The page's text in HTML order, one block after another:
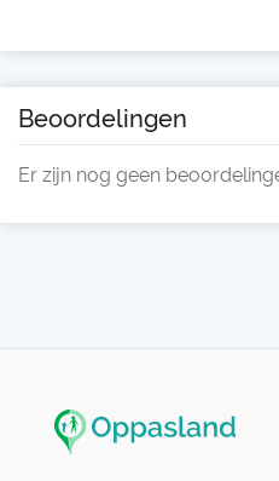
Beoordelingen
Er zijn nog geen